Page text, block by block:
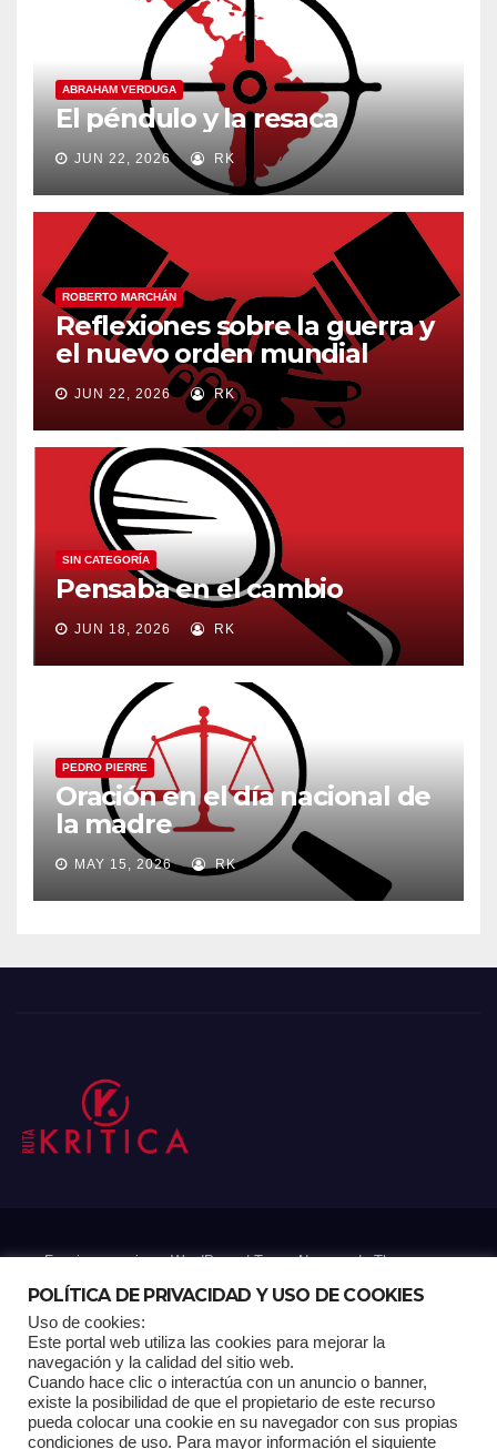
ABRAHAM VERDUGA
El péndulo y la resaca
JUN 22, 2026 RK
ROBERTO MARCHÁN
Reflexiones sobre la guerra y
el nuevo orden mundial
JUN 22, 2026 RK
SIN CATEGORÍA
Pensaba en el cambio
JUN 18, 2026 RK
PEDRO PIERRE
Oración en el día nacional de
la madre
MAY 15, 2026 RK
Funciona gracias a WordPress|Tema: Newsup deThemeansar
Home Análisis Carrito RK Contactos Documental Gracias !
POLÍTICA DE PRIVACIDAD Y USO DE COOKIES
Uso de cookies:
Este portal web utiliza las cookies para mejorar la
navegación y la calidad del sitio web.
Cuando hace clic o interactúa con un anuncio o banner,
existe la posibilidad de que el propietario de este recurso
pueda colocar una cookie en su navegador con sus propias
condiciones de uso. Para mayor información el siguiente